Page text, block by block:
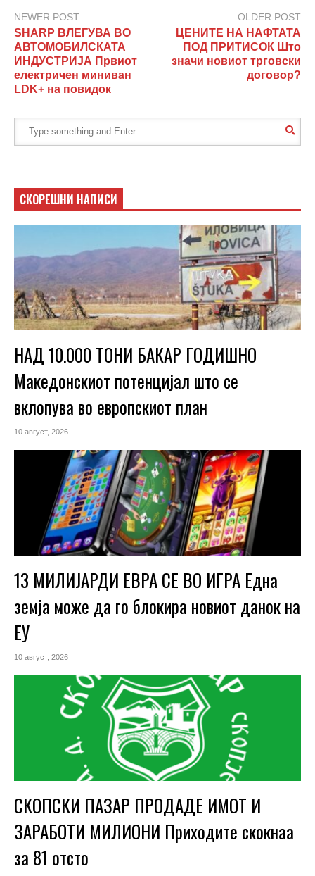
NEWER POST
SHARP ВЛЕГУВА ВО
АВТОМОБИЛСКАТА
ИНДУСТРИЈА Првиот
електричен миниван
LDK+ на повидок
OLDER POST
ЦЕНИТЕ НА НАФТАТА
ПОД ПРИТИСОК Што
значи новиот трговски
договор?
СКОРЕШНИ НАПИСИ
НАД 10.000 ТОНИ БАКАР ГОДИШНО
Македонскиот потенцијал што се
вклопува во европскиот план
10 август, 2026
13 МИЛИЈАРДИ ЕВРА СЕ ВО ИГРА Една
земја може да го блокира новиот данок на
ЕУ
10 август, 2026
СКОПСКИ ПАЗАР ПРОДАДЕ ИМОТ И
ЗАРАБОТИ МИЛИОНИ Приходите скокнаа
за 81 отсто